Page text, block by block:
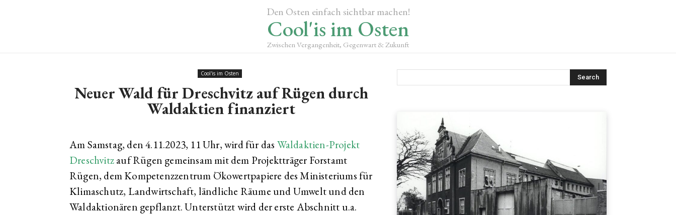
Den Osten einfach sichtbar machen!
Cool'is im Osten
Zwischen Vergangenheit, Gegenwart & Zukunft
Cool'is im Osten
Neuer Wald für Dreschvitz auf Rügen durch
Waldaktien finanziert
Am Samstag, den 4.11.2023, 11 Uhr, wird für das Waldaktien-Projekt
Dreschvitzauf Rügen gemeinsam mit dem Projektträger Forstamt
Rügen, dem Kompetenzzentrum Ökowertpapiere des Ministeriums für
Klimaschutz, Landwirtschaft, ländliche Räume und Umwelt und den
Waldaktionären gepflanzt. Unterstützt wird der erste Abschnitt u.a.
Search